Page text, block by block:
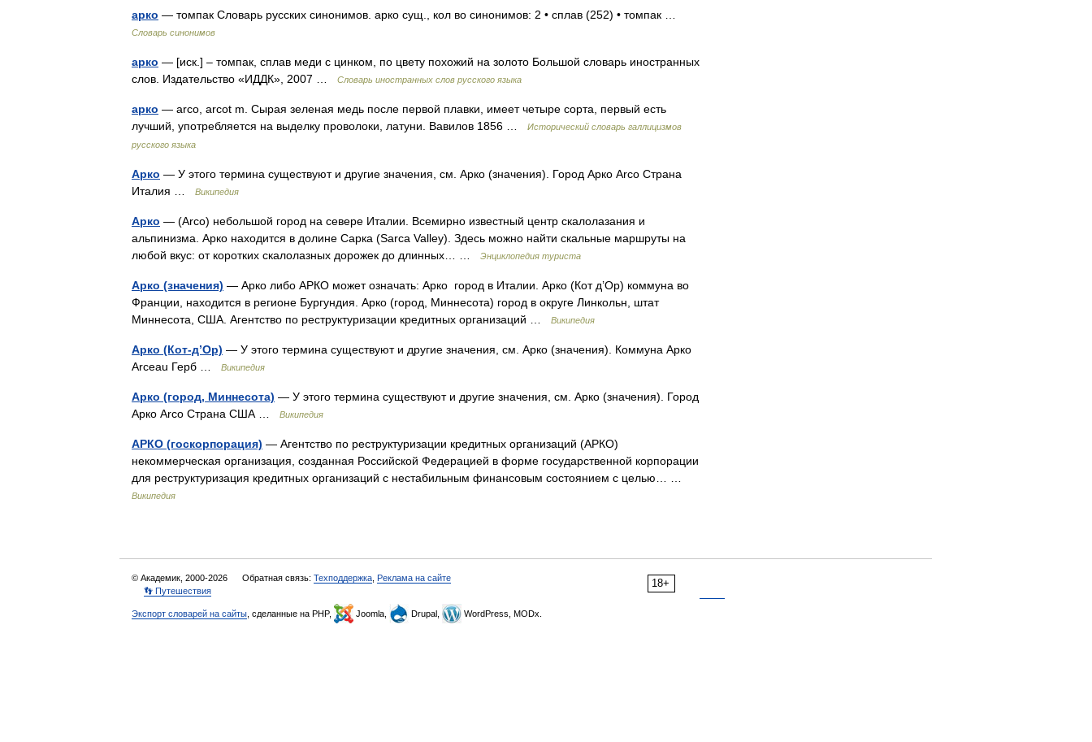
арко — томпак Словарь русских синонимов. арко сущ., кол во синонимов: 2 • сплав (252) • томпак …
Словарь синонимов
арко — [иск.] – томпак, сплав меди с цинком, по цвету похожий на золото Большой словарь иностранных
слов. Издательство «ИДДК», 2007 …
Словарь иностранных слов русского языка
арко — arco, arcot m. Сырая зеленая медь после первой плавки, имеет четыре сорта, первый есть
лучший, употребляется на выделку проволоки, латуни. Вавилов 1856 …
Исторический словарь галлицизмов
русского языка
Арко — У этого термина существуют и другие значения, см. Арко (значения). Город Арко Arco Страна
Италия …
Википедия
Арко — (Arco) небольшой город на севере Италии. Всемирно известный центр скалолазания и
альпинизма. Арко находится в долине Сарка (Sarca Valley). Здесь можно найти скальные маршруты на
любой вкус: от коротких скалолазных дорожек до длинных… …
Энциклопедия туриста
Арко (значения) — Арко либо АРКО может означать: Арко город в Италии. Арко (Кот д’Ор) коммуна во
Франции, находится в регионе Бургундия. Арко (город, Миннесота) город в округе Линкольн, штат
Миннесота, США. Агентство по реструктуризации кредитных организаций …
Википедия
Арко (Кот-д’Ор) — У этого термина существуют и другие значения, см. Арко (значения). Коммуна Арко
Arceau Герб …
Википедия
Арко (город, Миннесота) — У этого термина существуют и другие значения, см. Арко (значения). Город
Арко Arco Страна США …
Википедия
АРКО (госкорпорация) — Агентство по реструктуризации кредитных организаций (АРКО)
некоммерческая организация, созданная Российской Федерацией в форме государственной корпорации
для реструктуризация кредитных организаций с нестабильным финансовым состоянием с целью… …
Википедия
18+
© Академик, 2000-2026 Обратная связь: Техподдержка Реклама на сайте
👣 Путешествия
Экспорт словарей на сайты , сделанные на PHP, Joomla, Drupal, WordPress, MODx.